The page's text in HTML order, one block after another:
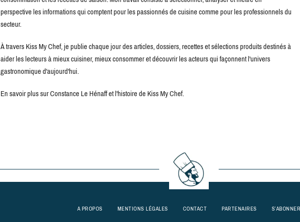
perspective les informations qui comptent pour les passionnés de cuisine comme pour les professionnels du
secteur.
À travers Kiss My Chef, je publie chaque jour des articles, dossiers, recettes et sélections produits destinés à
aider les lecteurs à mieux cuisiner, mieux consommer et découvrir les acteurs qui façonnent l'univers
gastronomique d'aujourd'hui.
En savoir plus sur Constance Le Hénaff et l'histoire de Kiss My Chef.
A PROPOS MENTIONS LÉGALES CONTACT PARTENAIRES